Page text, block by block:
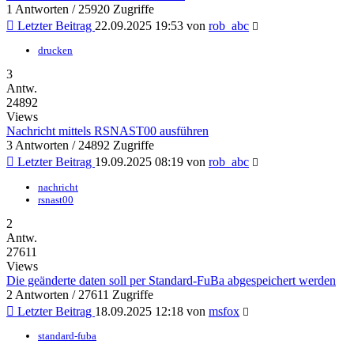
1 Antworten / 25920 Zugriffe
Letzter Beitrag 22.09.2025 19:53 von rob_abc
drucken
3
Antw.
24892
Views
Nachricht mittels RSNAST00 ausführen
3 Antworten / 24892 Zugriffe
Letzter Beitrag 19.09.2025 08:19 von rob_abc
nachricht
rsnast00
2
Antw.
27611
Views
Die geänderte daten soll per Standard-FuBa abgespeichert werden
2 Antworten / 27611 Zugriffe
Letzter Beitrag 18.09.2025 12:18 von msfox
standard-fuba